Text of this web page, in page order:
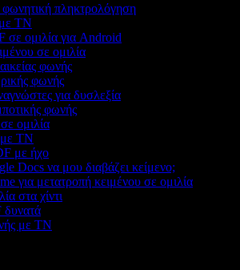
πληκτρολόγηση
ΤΝ
σε ομιλία για Android
σε ομιλία
φωνής
φωνής
για δυσλεξία
φωνής
ομιλία
ΤΝ
με ήχο
Docs να μου διαβάζει κείμενο;
για μετατροπή κειμένου σε ομιλία
στα χίντι
με ΤΝ